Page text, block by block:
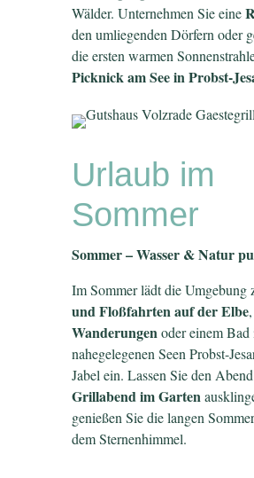
Wälder. Unternehmen Sie eine
den umliegenden Dörfern oder
die ersten warmen
Picknick am See in Probst-
Urlaub im
Sommer
Sommer – Wasser & Natur
Im Sommer lädt die Umgebung
und Floßfahrten auf der Elbe
Wanderungen oder einem Bad
nahegelegenen Seen Probst-
Jabel ein. Lassen Sie den
Grillabend im Garten
genießen Sie die langen
dem Sternenhimmel.